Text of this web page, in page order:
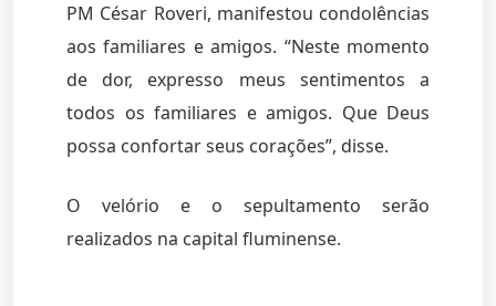
PM César Roveri, manifestou condolências
aos familiares e amigos. “Neste momento
de dor, expresso meus sentimentos a
todos os familiares e amigos. Que Deus
possa confortar seus corações”, disse.
O velório e o sepultamento serão
realizados na capital fluminense.